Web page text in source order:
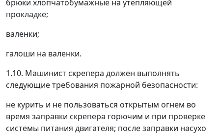
брюки хлопчатобумажные на утепляющей
прокладке;
валенки;
галоши на валенки.
1.10. Машинист скрепера должен выполнять
следующие требования пожарной безопасности:
не курить и не пользоваться открытым огнем во
время заправки скрепера горючим и при проверке
системы питания двигателя; после заправки насухо